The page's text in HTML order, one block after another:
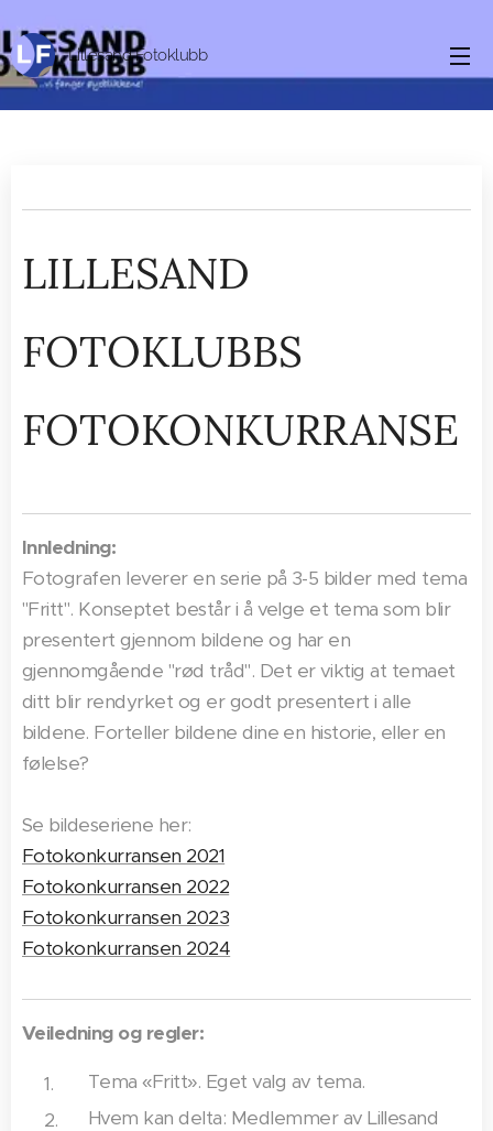
Lillesand Fotoklubb
LILLESAND
FOTOKLUBBS
FOTOKONKURRANSE
Innledning:
Fotografen leverer en serie på 3-5 bilder med tema
"Fritt". Konseptet består i å velge et tema som blir
presentert gjennom bildene og har en
gjennomgående "rød tråd". Det er viktig at temaet
ditt blir rendyrket og er godt presentert i alle
bildene. Forteller bildene dine en historie, eller en
følelse?
Se bildeseriene her:
Fotokonkurransen 2021
Fotokonkurransen 2022
Fotokonkurransen 2023
Fotokonkurransen 2024
Veiledning og regler:
Tema «Fritt». Eget valg av tema.
Hvem kan delta: Medlemmer av Lillesand